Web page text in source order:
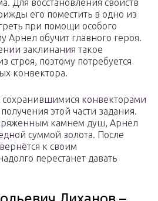
Для восстановления свойств
его поместить в одно из
при помощи особого
Арнел обучит главного героя.
заклинания такое
строя, поэтому потребуется
конвектора.
конвекторами
этой части задания.
камнем душ, Арнел
суммой золота. После
к своим
перестанет давать